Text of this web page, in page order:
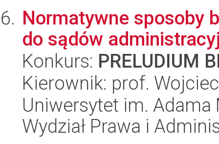
Normatywne sposoby
do sądów
Konkurs: PRELUDIUM
Kierownik: prof.
Uniwersytet im.
Wydział Prawa i